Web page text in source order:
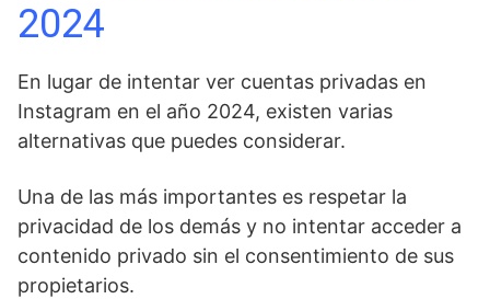
2024
En lugar de ​intentar ver cuentas privadas en
Instagram en el año 2024, existen varias
alternativas que puedes considerar.
Una de las más importantes es respetar la
privacidad de los demás y no intentar acceder a
contenido privado sin el consentimiento de sus
propietarios.